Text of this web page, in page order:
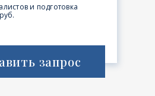
и подготовка
запрос